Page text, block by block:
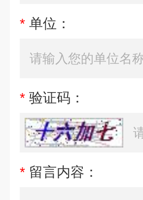
* 单位：
* 验证码：
* 留言内容：